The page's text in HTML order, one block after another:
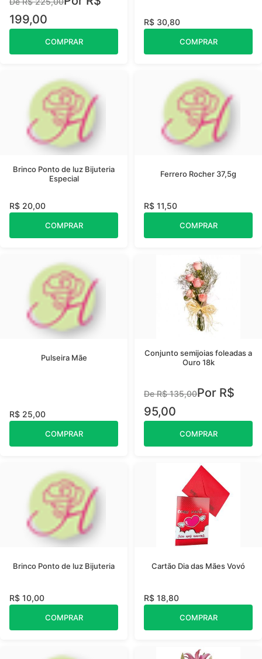
199,00
COMPRAR
R$ 30,80
COMPRAR
Brinco Ponto de luz Bijuteria
Especial
R$ 20,00
COMPRAR
Ferrero Rocher 37,5g
R$ 11,50
COMPRAR
Pulseira Mãe
R$ 25,00
COMPRAR
Conjunto semijoias foleadas a
Ouro 18k
De R$ 135,00Por R$
95,00
COMPRAR
Brinco Ponto de luz Bijuteria
R$ 10,00
COMPRAR
Cartão Dia das Mães Vovó
R$ 18,80
COMPRAR